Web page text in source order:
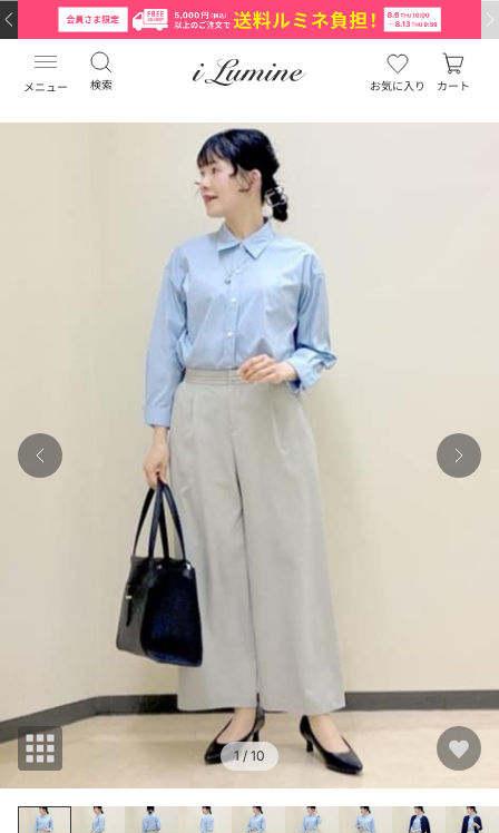
メニュー 検索 お気に入り カート
1/ 10